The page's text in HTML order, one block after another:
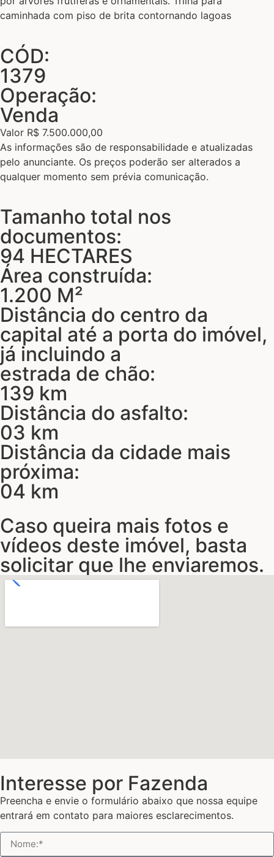
caminhada com piso de brita contornando lagoas
CÓD:
1379
Operação:
Venda
Valor R$ 7.500.000,00
As informações são de responsabilidade e atualizadas
pelo anunciante. Os preços poderão ser alterados a
qualquer momento sem prévia comunicação.
Tamanho total nos
documentos:
94 HECTARES
Área construída:
1.200 M²
Distância do centro da
capital até a porta do imóvel,
já incluindo a
estrada de chão:
139 km
Distância do asfalto:
03 km
Distância da cidade mais
próxima:
04 km
Caso queira mais fotos e
vídeos deste imóvel, basta
solicitar que lhe enviaremos.
Interesse por Fazenda
Preencha e envie o formulário abaixo que nossa equipe
entrará em contato para maiores esclarecimentos.